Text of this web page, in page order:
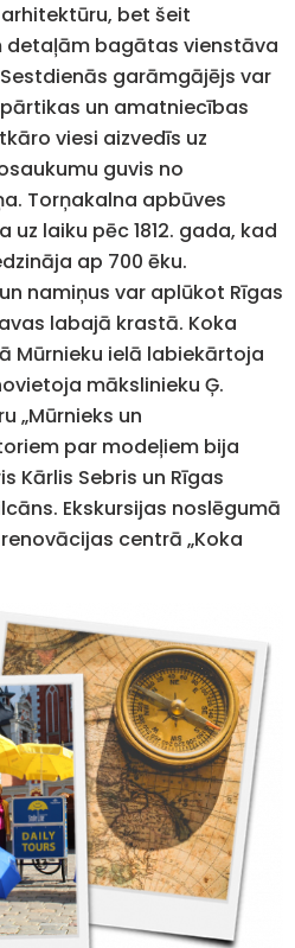
bet šeit
detaļām bagātas vienstāva
garāmgājējs var
un amatniecības
viesi aizvedīs uz
guvis no
Torņakalna apbūves
laiku pēc 1812. gada, kad
ap 700 ēku.
namiņus var aplūkot Rīgas
labajā krastā. Koka
Mūrnieku ielā labiekārtoja
mākslinieku Ģ.
„Mūrnieks un
par modeļiem bija
Kārlis Sebris un Rīgas
Ekskursijas noslēgumā
centrā „Koka